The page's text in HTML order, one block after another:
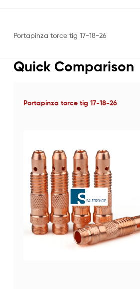
Portapinza torce tig 17-18-26
Quick Comparison
Portapinza torce tig 17-18-26